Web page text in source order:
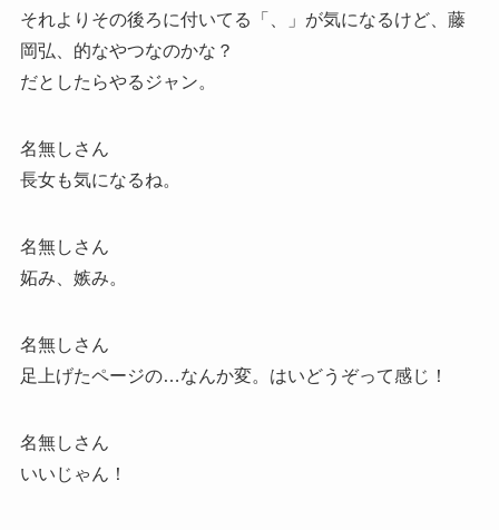
それよりその後ろに付いてる「、」が気になるけど、藤
岡弘、的なやつなのかな？
だとしたらやるジャン。
名無しさん
長女も気になるね。
名無しさん
妬み、嫉み。
名無しさん
足上げたページの…なんか変。はいどうぞって感じ！
名無しさん
いいじゃん！